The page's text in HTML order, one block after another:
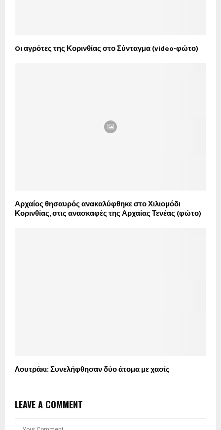
Oι αγρότες της Κορινθίας στο Σύνταγμα (video-φώτο)
Αρχαίος θησαυρός ανακαλύφθηκε στο Χιλιομόδι
Κορινθίας, στις ανασκαφές της Αρχαίας Τενέας (φώτο)
Λουτράκι: Συνελήφθησαν δύο άτομα με χασίς
LEAVE A COMMENT